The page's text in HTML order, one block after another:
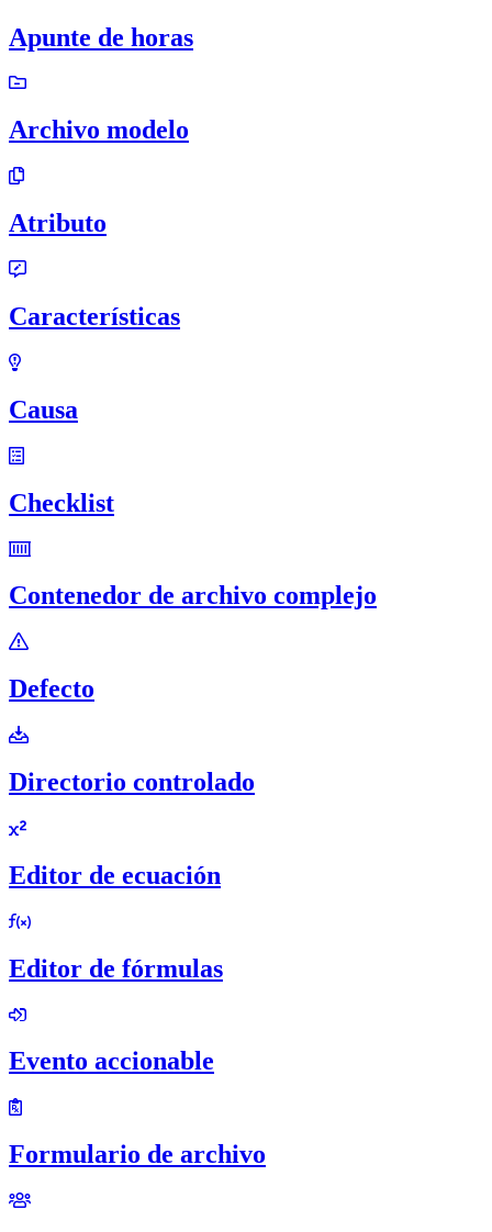
Apunte de horas
Archivo modelo
Atributo
Características
Causa
Checklist
Contenedor de archivo complejo
Defecto
Directorio controlado
Editor de ecuación
Editor de fórmulas
Evento accionable
Formulario de archivo